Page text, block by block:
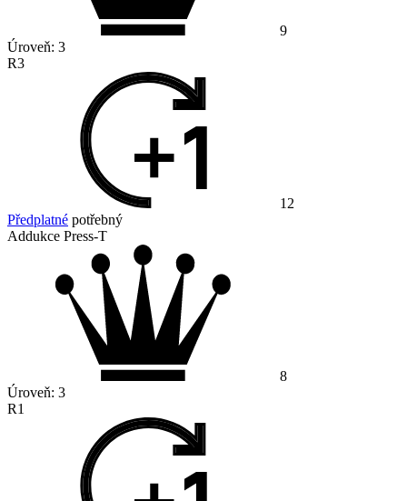
9
Úroveň: 3
R3
12
Předplatné potřebný
Addukce Press-T
8
Úroveň: 3
R1